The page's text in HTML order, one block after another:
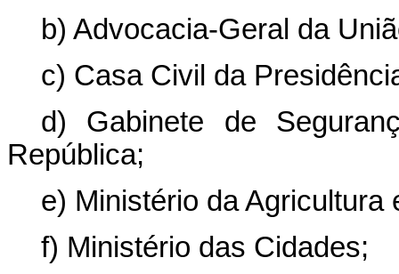
b) Advocacia-Geral da
c) Casa Civil da
d) Gabinete de
República;
e) Ministério da Agricultura
f) Ministério das Cidades;